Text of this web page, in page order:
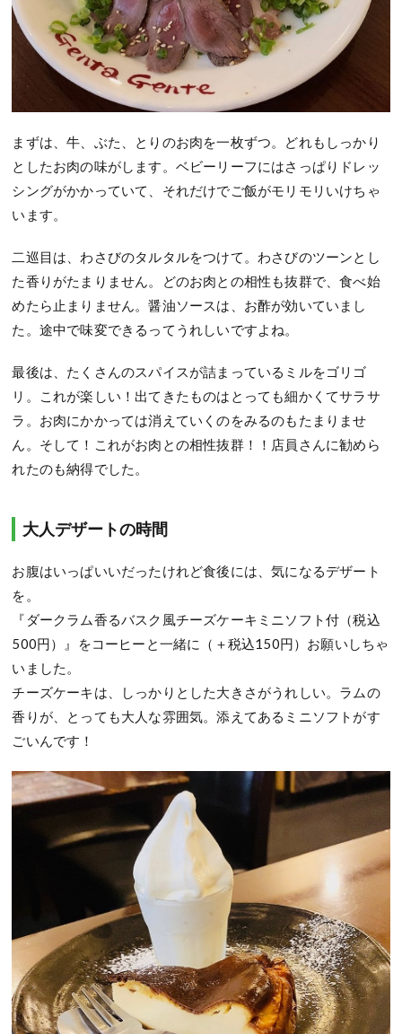
まずは、牛、ぶた、とりのお肉を一枚ずつ。どれもしっかり
としたお肉の味がします。ベビーリーフにはさっぱりドレッ
シングがかかっていて、それだけでご飯がモリモリいけちゃ
います。
二巡目は、わさびのタルタルをつけて。わさびのツーンとし
た香りがたまりません。どのお肉との相性も抜群で、食べ始
めたら止まりません。醤油ソースは、お酢が効いていまし
た。途中で味変できるってうれしいですよね。
最後は、たくさんのスパイスが詰まっているミルをゴリゴ
リ。これが楽しい！出てきたものはとっても細かくてサラサ
ラ。お肉にかかっては消えていくのをみるのもたまりませ
ん。そして！これがお肉との相性抜群！！店員さんに勧めら
れたのも納得でした。
大人デザートの時間
お腹はいっぱいいだったけれど食後には、気になるデザート
を。
『ダークラム香るバスク風チーズケーキミニソフト付（税込
500円）』をコーヒーと一緒に（＋税込150円）お願いしちゃ
いました。
チーズケーキは、しっかりとした大きさがうれしい。ラムの
香りが、とっても大人な雰囲気。添えてあるミニソフトがす
ごいんです！